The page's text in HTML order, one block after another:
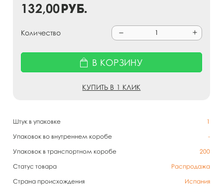
Штук в упаковке
1
Упаковок во внутреннем коробе
-
Упаковок в транспортном коробе
200
Статус товара
Распродажа
Страна происхождения
Испания
132,00руб.
Количество
В КОРЗИНУ
КУПИТЬ В 1 КЛИК